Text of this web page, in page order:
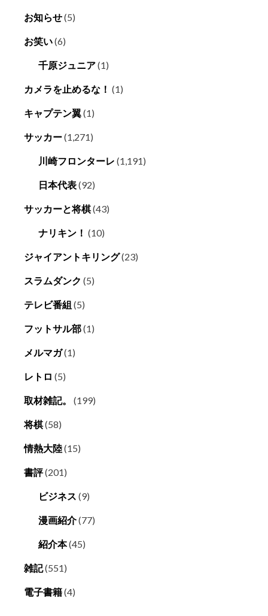
お知らせ(5)
お笑い(6)
千原ジュニア(1)
カメラを止めるな！ (1)
キャプテン翼(1)
サッカー(1,271)
川崎フロンターレ (1,191)
日本代表(92)
サッカーと将棋(43)
ナリキン！ (10)
ジャイアントキリング(23)
スラムダンク (5)
テレビ番組 (5)
フットサル部(1)
メルマガ(1)
レトロ (5)
取材雑記。 (199)
将棋(58)
情熱大陸(15)
書評(201)
ビジネス (9)
漫画紹介(77)
紹介本(45)
雑記(551)
電子書籍(4)